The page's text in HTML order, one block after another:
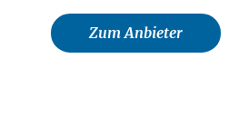
Zum Anbieter